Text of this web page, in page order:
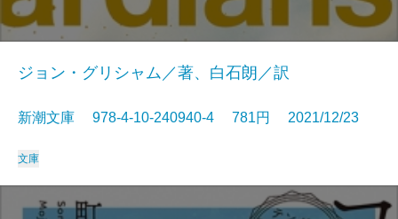
ジョン・グリシャム／著、白石朗／訳
新潮文庫 978-4-10-240940-4 781円 2021/12/23
文庫